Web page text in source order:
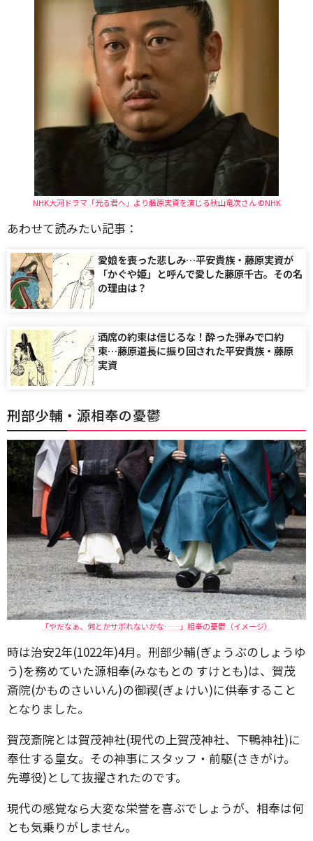
NHK大河ドラマ「光る君へ」より藤原実資を演じる秋山竜次さん ©NHK
あわせて読みたい記事：
愛娘を喪った悲しみ…平安貴族・藤原実資が
「かぐや姫」と呼んで愛した藤原千古。その名
の理由は？
酒席の約束は信じるな！酔った弾みで口約
束…藤原道長に振り回された平安貴族・藤原
実資
刑部少輔・源相奉の憂鬱
「やだなぁ、何とかサボれないかな……」相奉の憂鬱（イメージ）
時は治安2年(1022年)4月。刑部少輔(ぎょうぶのしょうゆ
う)を務めていた源相奉(みなもとの すけとも)は、賀茂
斎院(かものさいいん)の御禊(ぎょけい)に供奉すること
となりました。
賀茂斎院とは賀茂神社(現代の上賀茂神社、下鴨神社)に
奉仕する皇女。その神事にスタッフ・前駆(さきがけ。
先導役)として抜擢されたのです。
現代の感覚なら大変な栄誉を喜ぶでしょうが、相奉は何
とも気乗りがしません。